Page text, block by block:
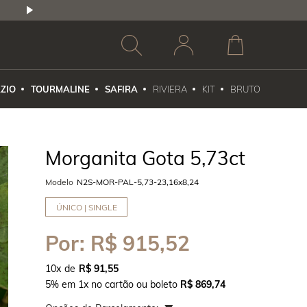
TOURMALINE SAFIRA RIVIERA KIT BRUTO
Morganita Gota 5,73ct
Modelo N2S-MOR-PAL-5,73-23,16x8,24
ÚNICO | SINGLE
Por: R$ 915,52
10x
R$ 91,55
5% em 1x no cartão ou boleto R$ 869,74